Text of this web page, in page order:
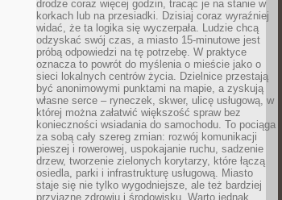
drodze coraz więcej godzin, tracąc je na stanie w
korkach lub na przesiadki. Dzisiaj coraz wyraźniej
widać, że ta logika się wyczerpała. Ludzie chcą
odzyskać swój czas, a miasto 15-minutowe jest
próbą odpowiedzi na tę potrzebę. W praktyce
oznacza to powrót do myślenia o mieście jako o
sieci lokalnych centrów życia. Dzielnice przestają
być anonimowymi punktami na mapie, a zyskują
własne serce – ryneczek, skwer, ulicę usługową, w
której można załatwić większość spraw bez
konieczności wsiadania do samochodu. To pociąga
za sobą cały szereg zmian: rozwój komunikacji
pieszej i rowerowej, uspokajanie ruchu, sadzenie
drzew, tworzenie zielonych korytarzy, które łączą
osiedla, parki i infrastrukturę usługową. Miasto
staje się nie tylko wygodniejsze, ale też bardziej
przyjazne zdrowiu i środowisku. Warto jednak